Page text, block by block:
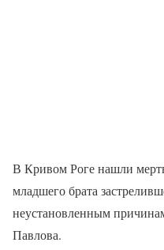
В Кривом Роге нашли
младшего брата
неустановленным
Павлова.